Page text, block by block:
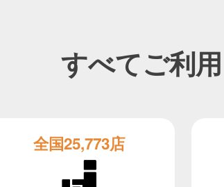
すべてご利用
全国25,773店